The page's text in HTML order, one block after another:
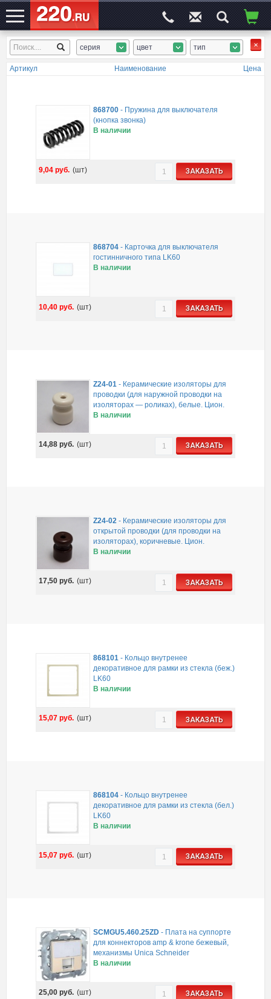
ЭЛЕКТРОСАЙТ№1 серия цвет тип
Артикул Наименование Цена
868700- Пружина для выключателя
(кнопка звонка)
В наличии
9,04 руб. (шт) ЗАКАЗАТЬ
868704- Карточка для выключателя
гостинничного типа LK60
В наличии
10,40 руб. (шт) ЗАКАЗАТЬ
Z24-01 - Керамические изоляторы для
проводки (для наружной проводки на
изоляторах — роликах), белые. Цион.
В наличии
14,88 руб. (шт) ЗАКАЗАТЬ
Z24-02- Керамические изоляторы для
открытой проводки (для проводки на
изоляторах), коричневые. Цион.
В наличии
17,50 руб. (шт) ЗАКАЗАТЬ
868101- Кольцо внутренее
декоративное для рамки из стекла (беж.)
LK60
В наличии
15,07 руб. (шт) ЗАКАЗАТЬ
868104- Кольцо внутренее
декоративное для рамки из стекла (бел.)
LK60
В наличии
15,07 руб. (шт) ЗАКАЗАТЬ
SCMGU5.460.25ZD- Плата на суппорте
для коннекторов amp & krone бежевый,
механизмы Unica Schneider
В наличии
25,00 руб. (шт) ЗАКАЗАТЬ